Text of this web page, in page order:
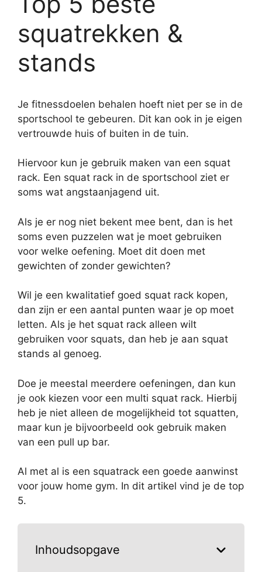
squatrekken &
stands
Je fitnessdoelen behalen hoeft niet per se in de
sportschool te gebeuren. Dit kan ook in je eigen
vertrouwde huis of buiten in de tuin.
Hiervoor kun je gebruik maken van een squat
rack. Een squat rack in de sportschool ziet er
soms wat angstaanjagend uit.
Als je er nog niet bekent mee bent, dan is het
soms even puzzelen wat je moet gebruiken
voor welke oefening. Moet dit doen met
gewichten of zonder gewichten?
Wil je een kwalitatief goed squat rack kopen,
dan zijn er een aantal punten waar je op moet
letten. Als je het squat rack alleen wilt
gebruiken voor squats, dan heb je aan squat
stands al genoeg.
Doe je meestal meerdere oefeningen, dan kun
je ook kiezen voor een multi squat rack. Hierbij
heb je niet alleen de mogelijkheid tot squatten,
maar kun je bijvoorbeeld ook gebruik maken
van een pull up bar.
Al met al is een squatrack een goede aanwinst
voor jouw home gym. In dit artikel vind je de top
5.
Inhoudsopgave